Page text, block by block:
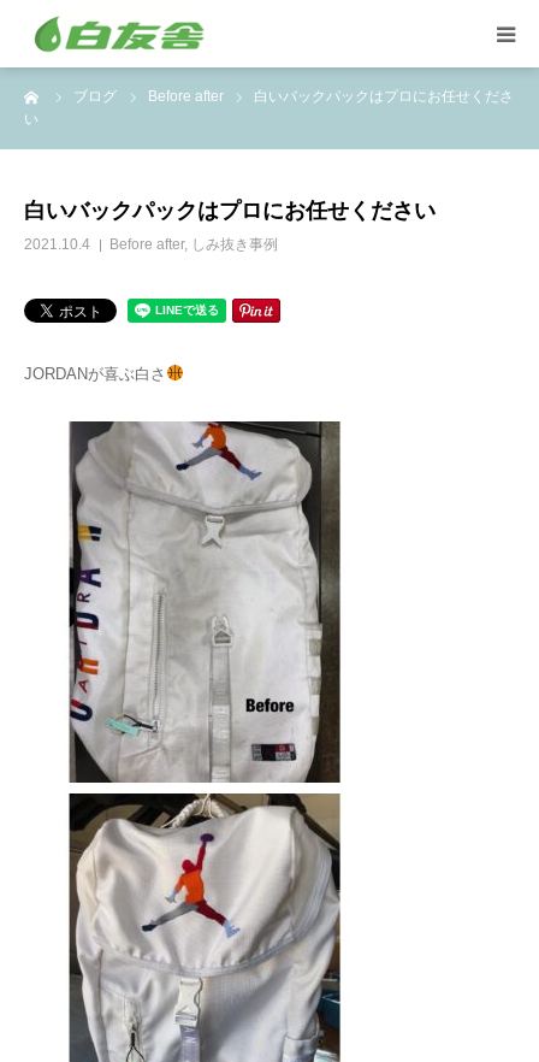
ブログ Before after
白いバックパックはプロにお任せくださ
い
白いバックパックはプロにお任せください
2021.10.4 Before after, しみ抜き事例
JORDANが喜ぶ白さ
集配サービス
洋服リフォームとリペア
トイスケルトン入れ代行